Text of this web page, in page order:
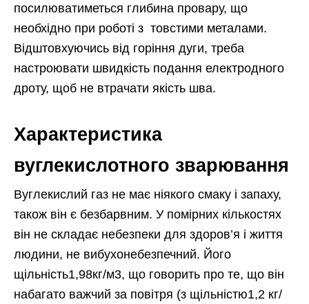
посилюватиметься глибина провару, що
необхідно при роботі з товстими металами.
Відштовхуючись від горіння дуги, треба
настроювати швидкість подання електродного
дроту, щоб не втрачати якість шва.
Характеристика
вуглекислотного зварювання
Вуглекислий газ не має ніякого смаку і запаху,
також він є безбарвним. У помірних кількостях
він не складає небезпеки для здоров’я і життя
людини, не вибухонебезпечний. Його
щільність1,98кг/м3, що говорить про те, що він
набагато важчий за повітря (з щільністю1,2 кг/